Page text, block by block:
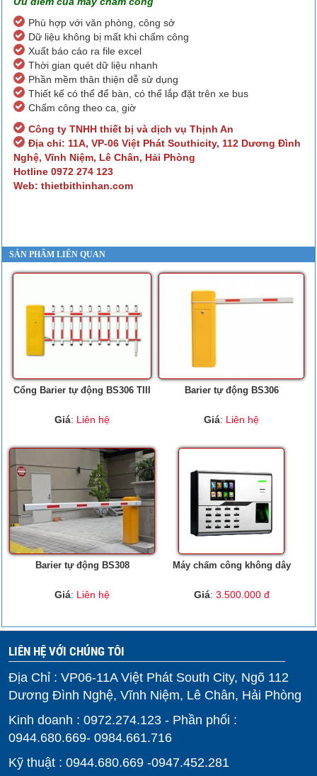
Phù hợp với văn phòng, công sở
Dữ liệu không bị mất khi chấm công
Xuất báo cáo ra file excel
Thời gian quét dữ liệu nhanh
Phần mềm thân thiện dễ sử dụng
Thiết kế có thể để bàn, có thể lắp đặt trên xe bus
Chấm công theo ca, giờ
Công ty TNHH thiết bị và dịch vụ Thịnh An
Địa chỉ: 11A, VP-06 Việt Phát Southicity, 112 Dương Đình
Nghệ, Vĩnh Niệm, Lê Chân, Hải Phòng
Hotline 0972 274 123
Web: thietbithinhan.com
SẢN PHẨM LIÊN QUAN
Cổng Barier tự động BS306 TIII
Giá: Liên hệ
Barier tự động BS306
Giá: Liên hệ
Barier tự động BS308
Giá: Liên hệ
Máy chấm công không dây
Giá: 3.500.000 đ
LIÊN HỆ VỚI CHÚNG TÔI
Địa Chỉ : VP06-11A Việt Phát South City, Ngõ 112
Dương Đình Nghệ, Vĩnh Niệm, Lê Chân, Hải Phòng
Kinh doanh : 0972.274.123 - Phần phối :
0944.680.669- 0984.661.716
Kỹ thuật : 0944.680.669 -0947.452.281